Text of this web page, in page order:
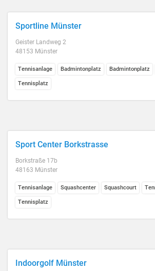
Sportline Münster
Geister Landweg 2
48153 Münster
Tennisanlage Badmintonplatz Badmintonplatz
Tennisplatz
Sport Center Borkstrasse
Borkstraße 17b
48163 Münster
Tennisanlage Squashcenter Squashcourt
Tennisplatz
Indoorgolf Münster